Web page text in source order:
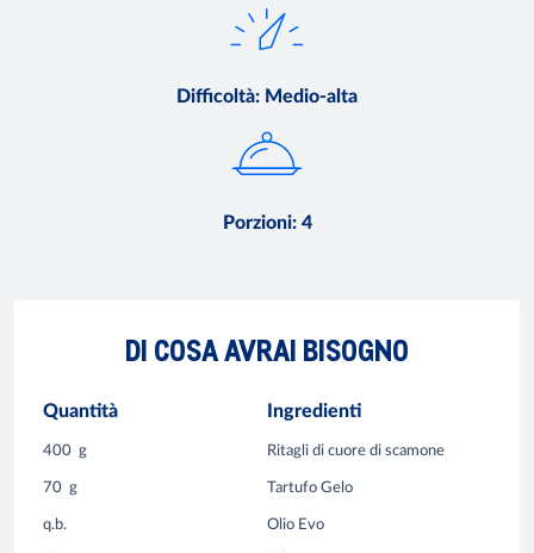
Difficoltà: Medio-alta
Porzioni: 4
DI COSA AVRAI BISOGNO
Quantità Ingredienti
400 g Ritagli di cuore di scamone
70 g Tartufo Gelo
q.b. Olio Evo